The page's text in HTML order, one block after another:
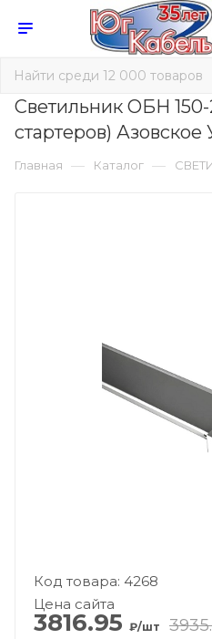
Светильник ОБН 150-
стартеров)
Главная — Каталог —
Код товара: 4268
Цена сайта
3816.95 ₽/шт